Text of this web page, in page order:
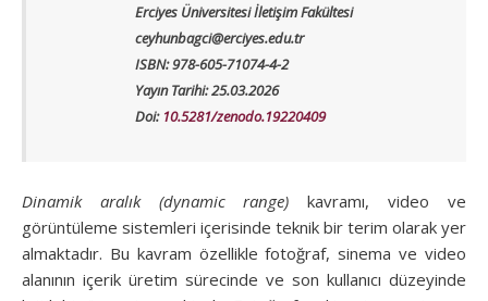
Erciyes Üniversitesi İletişim Fakültesi
ceyhunbagci@erciyes.edu.tr
ISBN: 978-605-71074-4-2
Yayın Tarihi: 25.03.2026
Doi: 10.5281/zenodo.19220409
Dinamik aralık (dynamic range) kavramı, video ve
görüntüleme sistemleri içerisinde teknik bir terim olarak yer
almaktadır. Bu kavram özellikle fotoğraf, sinema ve video
alanının içerik üretim sürecinde ve son kullanıcı düzeyinde